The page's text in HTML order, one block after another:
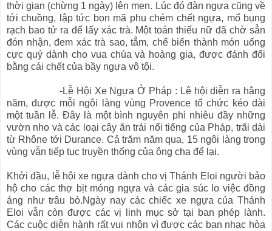
thời gian (chừng 1 ngày) lên men. Lúc đó đàn ngựa cũng về
tới chuồng, lập tức bọn mã phu chém chết ngựa, mổ bụng
rạch bao tử ra để lấy xác trà. Một toán thiếu nữ đã chờ sẳn
đón nhận, đem xác trà sao, tẳm, chế biến thành món uống
cực quý dành cho vua chúa và hoàng gia, được đánh đổi
bằng cái chết của bầy ngựa vô tội.
-Lễ Hội Xe Ngựa Ở Pháp : Lê hội diễn ra hằng
năm, được mỗi ngôi làng vùng Provence tổ chức kéo dài
một tuần lễ. Đây là một bình nguyên phì nhiêu đầy những
vườn nho và các loại cây ăn trái nổi tiếng của Pháp, trãi dài
từ Rhône tới Durance. Cả trăm năm qua, 15 ngôi làng trong
vùng vẫn tiếp tục truyền thống của ông cha để lại.
Khởi đầu, lễ hội xe ngựa dành cho vị Thánh Eloi người bảo
hộ cho các thợ bịt móng ngựa và các gia súc lo việc đồng
áng như trâu bò.Ngày nay các chiếc xe ngựa của Thánh
Eloi vẫn còn được các vị linh mục sở tại ban phép lành.
Các cuộc diễn hành rất vui nhộn vì được các ban nhạc hòa